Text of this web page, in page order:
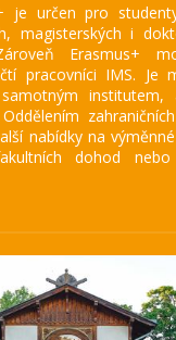
je určen pro
magisterských i
Erasmus+
pracovníci IMS. Je
nabídky na
dohod nebo